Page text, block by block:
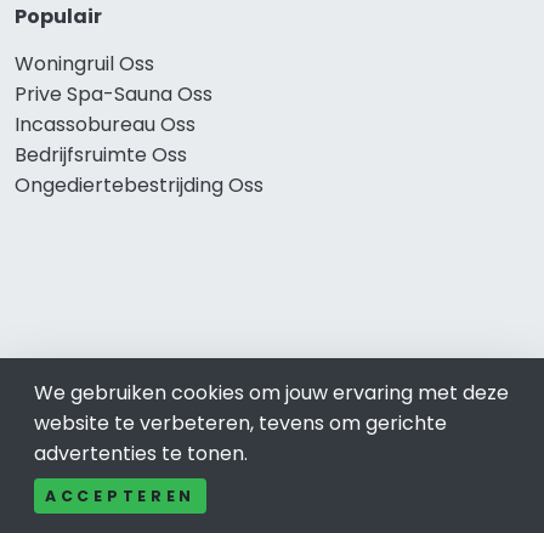
Populair
Woningruil Oss
Prive Spa-Sauna Oss
Incassobureau Oss
Bedrijfsruimte Oss
Ongediertebestrijding Oss
© 2019 - 2026 Realisatie en SEO door SEO-bureau
Internet. Betaal alleen voor bewezen resultaten?
optimalisatie No Cure No Pay
We gebruiken cookies om jouw ervaring met deze
website te verbeteren, tevens om gerichte
advertenties te tonen.
ACCEPTEREN